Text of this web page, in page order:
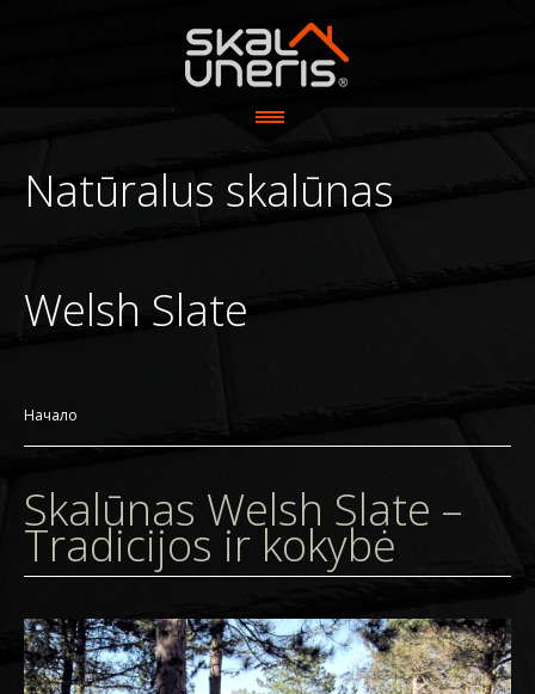
Welsh Slate
Производство
Галерея
Контакты
SLATES
Natūralus skalūnas
Welsh Slate
Начало
Skalūnas Welsh Slate –
Tradicijos ir kokybė